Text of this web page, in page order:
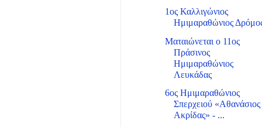
1ος Καλλιγώνιος
Ημιμαραθώνιος
Ματαιώνεται ο 11ος
Πράσινος
Ημιμαραθώνιος
Λευκάδας
6ος Ημιμαραθώνιος
Σπερχειού «Αθανάσιος
Ακρίδας» - ...